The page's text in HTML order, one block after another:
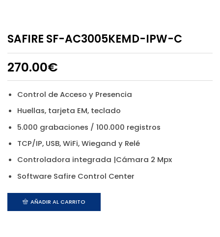
SAFIRE SF-AC3005KEMD-IPW-C
270.00€
Control de Acceso y Presencia
Huellas, tarjeta EM, teclado
5.000 grabaciones / 100.000 registros
TCP/IP, USB, WiFi, Wiegand y Relé
Controladora integrada |Cámara 2 Mpx
Software Safire Control Center
AÑADIR AL CARRITO